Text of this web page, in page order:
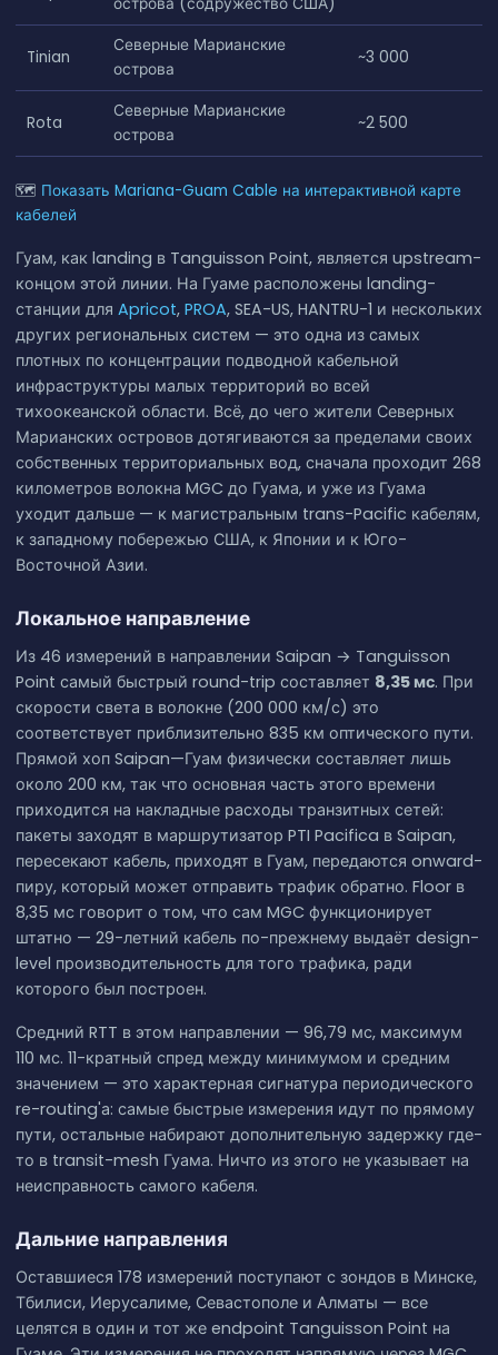
острова (содружество США)
Tinian
Северные Марианские
острова
~3 000
Rota
Северные Марианские
острова
~2 500
🗺 Показать Mariana-Guam Cable на интерактивной карте
кабелей
Гуам, как landing в Tanguisson Point, является upstream-
концом этой линии. На Гуаме расположены landing-
станции для Apricot, PROA, SEA-US, HANTRU-1 и нескольких
других региональных систем — это одна из самых
плотных по концентрации подводной кабельной
инфраструктуры малых территорий во всей
тихоокеанской области. Всё, до чего жители Северных
Марианских островов дотягиваются за пределами своих
собственных территориальных вод, сначала проходит 268
километров волокна MGC до Гуама, и уже из Гуама
уходит дальше — к магистральным trans-Pacific кабелям,
к западному побережью США, к Японии и к Юго-
Восточной Азии.
Локальное направление
Из 46 измерений в направлении Saipan → Tanguisson
Point самый быстрый round-trip составляет 8,35 мс. При
скорости света в волокне (200 000 км/с) это
соответствует приблизительно 835 км оптического пути.
Прямой хоп Saipan—Гуам физически составляет лишь
около 200 км, так что основная часть этого времени
приходится на накладные расходы транзитных сетей:
пакеты заходят в маршрутизатор PTI Pacifica в Saipan,
пересекают кабель, приходят в Гуам, передаются onward-
пиру, который может отправить трафик обратно. Floor в
8,35 мс говорит о том, что сам MGC функционирует
штатно — 29-летний кабель по-прежнему выдаёт design-
level производительность для того трафика, ради
которого был построен.
Средний RTT в этом направлении — 96,79 мс, максимум
110 мс. 11-кратный спред между минимумом и средним
значением — это характерная сигнатура периодического
re-routing'а: самые быстрые измерения идут по прямому
пути, остальные набирают дополнительную задержку где-
то в transit-mesh Гуама. Ничто из этого не указывает на
неисправность самого кабеля.
Дальние направления
Оставшиеся 178 измерений поступают с зондов в Минске,
Тбилиси, Иерусалиме, Севастополе и Алматы — все
целятся в один и тот же endpoint Tanguisson Point на